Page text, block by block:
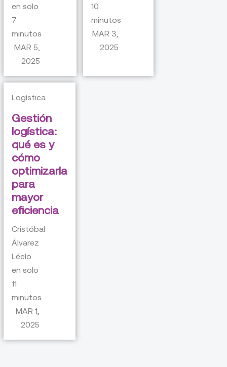
en solo
7
minutos
MAR 5,
2025
10
minutos
MAR 3,
2025
Logística
Gestión
logística:
qué es y
cómo
optimizarla
para
mayor
eficiencia
Cristóbal
Álvarez
Léelo
en solo
11
minutos
MAR 1,
2025